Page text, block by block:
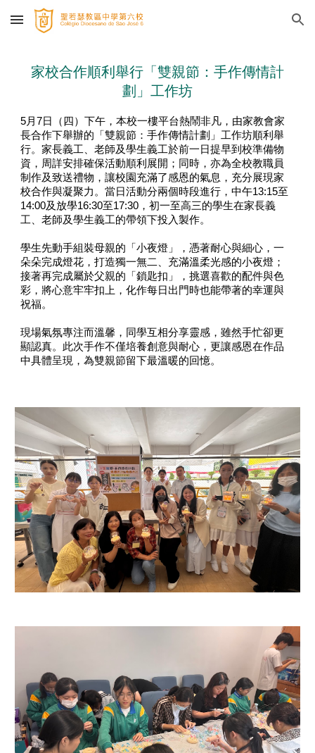
Skip to main content Skip to navigation
家校合作順利舉行「雙親節：手作傳情計
劃」工作坊
5月7日（四）下午，本校一樓平台熱鬧非凡，由家教會家
長合作下舉辦的「雙親節：手作傳情計劃」工作坊順利舉
行。家長義工、老師及學生義工於前一日提早到校準備物
資，周詳安排確保活動順利展開；同時，亦為全校教職員
制作及致送禮物，讓校園充滿了感恩的氣息，充分展現家
校合作與凝聚力。當日活動分兩個時段進行，中午13:15至
14:00及放學16:30至17:30，初一至高三的學生在家長義
工、老師及學生義工的帶領下投入製作。
學生先動手組裝母親的「小夜燈」，憑著耐心與細心，一
朵朵完成燈花，打造獨一無二、充滿溫柔光感的小夜燈；
接著再完成屬於父親的「鎖匙扣」，挑選喜歡的配件與色
彩，將心意牢牢扣上，化作每日出門時也能帶著的幸運與
祝福。
現場氣氛專注而溫馨，同學互相分享靈感，雖然手忙卻更
顯認真。此次手作不僅培養創意與耐心，更讓感恩在作品
中具體呈現，為雙親節留下最溫暖的回憶。